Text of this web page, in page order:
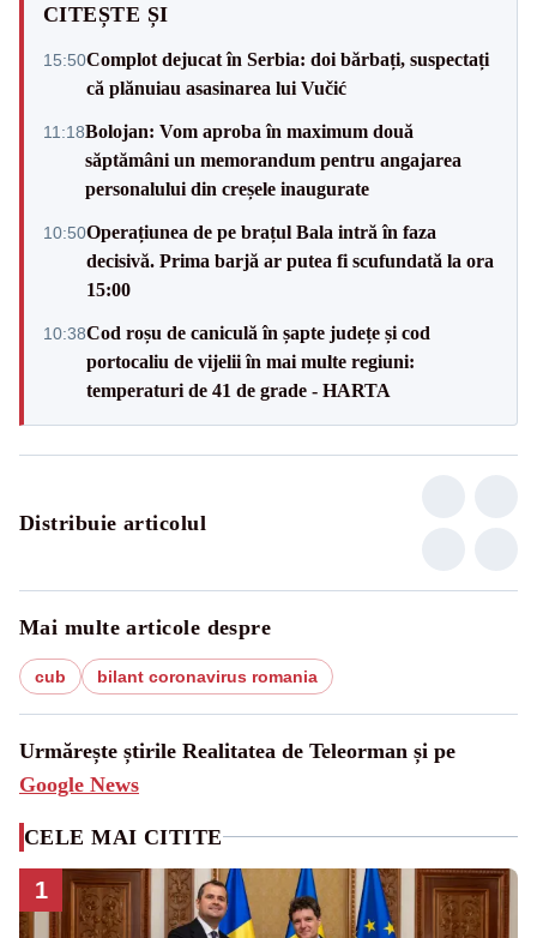
CITEȘTE ȘI
15:50Complot dejucat în Serbia: doi bărbați, suspectați
că plănuiau asasinarea lui Vučić
11:18Bolojan: Vom aproba în maximum două
săptămâni un memorandum pentru angajarea
personalului din creșele inaugurate
10:50Operațiunea de pe brațul Bala intră în faza
decisivă. Prima barjă ar putea fi scufundată la ora
15:00
10:38Cod roșu de caniculă în șapte județe și cod
portocaliu de vijelii în mai multe regiuni:
temperaturi de 41 de grade - HARTA
Distribuie articolul
Mai multe articole despre
cub bilant coronavirus romania
Urmărește știrile Realitatea de Teleorman și pe
Google News
CELE MAI CITITE
1